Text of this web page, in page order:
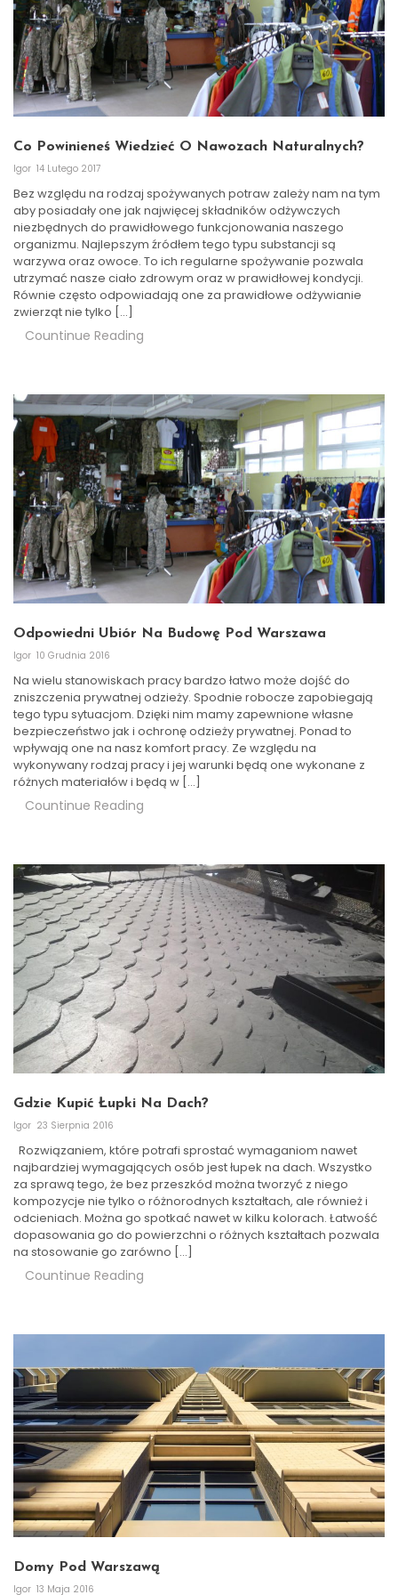
Co Powinieneś Wiedzieć O Nawozach Naturalnych?
Igor 14 Lutego 2017
Bez względu na rodzaj spożywanych potraw zależy nam na tym
aby posiadały one jak najwięcej składników odżywczych
niezbędnych do prawidłowego funkcjonowania naszego
organizmu. Najlepszym źródłem tego typu substancji są
warzywa oraz owoce. To ich regularne spożywanie pozwala
utrzymać nasze ciało zdrowym oraz w prawidłowej kondycji.
Równie często odpowiadają one za prawidłowe odżywianie
zwierząt nie tylko […]
Countinue Reading
Odpowiedni Ubiór Na Budowę Pod Warszawa
Igor 10 Grudnia 2016
Na wielu stanowiskach pracy bardzo łatwo może dojść do
zniszczenia prywatnej odzieży. Spodnie robocze zapobiegają
tego typu sytuacjom. Dzięki nim mamy zapewnione własne
bezpieczeństwo jak i ochronę odzieży prywatnej. Ponad to
wpływają one na nasz komfort pracy. Ze względu na
wykonywany rodzaj pracy i jej warunki będą one wykonane z
różnych materiałów i będą w […]
Countinue Reading
Gdzie Kupić Łupki Na Dach?
Igor 23 Sierpnia 2016
Rozwiązaniem, które potrafi sprostać wymaganiom nawet
najbardziej wymagających osób jest łupek na dach. Wszystko
za sprawą tego, że bez przeszkód można tworzyć z niego
kompozycje nie tylko o różnorodnych kształtach, ale również i
odcieniach. Można go spotkać nawet w kilku kolorach. Łatwość
dopasowania go do powierzchni o różnych kształtach pozwala
na stosowanie go zarówno […]
Countinue Reading
Domy Pod Warszawą
Igor 13 Maja 2016